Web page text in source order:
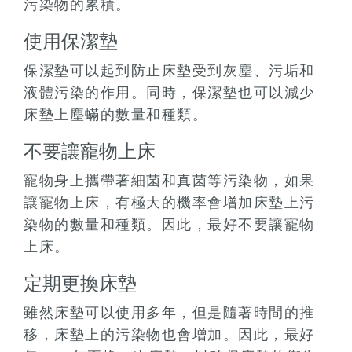
污染物的累積。
使用保潔墊
保潔墊可以起到防止床墊受到灰塵、污垢和
液體污染的作用。同時，保潔墊也可以減少
床墊上塵蟎的數量和種類。
不要讓寵物上床
寵物身上攜帶著細菌和真菌等污染物，如果
讓寵物上床，有極大的機率會增加床墊上污
染物的數量和種類。因此，最好不要讓寵物
上床。
定期更換床墊
雖然床墊可以使用多年，但是隨著時間的推
移，床墊上的污染物也會增加。因此，最好